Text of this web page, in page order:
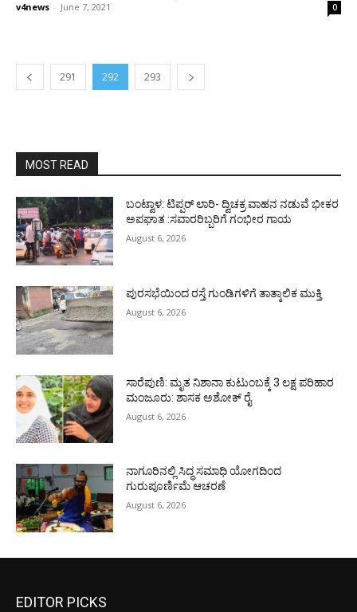
v4news - June 7, 2021 0
291 292 293
MOST READ
ಬಂಟ್ವಾಳ: ಟಿಪ್ಪರ್ ಲಾರಿ- ದ್ವಿಚಕ್ರ ವಾಹನ ನಡುವೆ ಭೀಕರ
ಅಪಘಾತ :ಸವಾರರಿಬ್ಬರಿಗೆ ಗಂಭೀರ ಗಾಯ
August 6, 2026
ಪುರಸಭೆಯಿಂದ ರಸ್ತೆ ಗುಂಡಿಗಳಿಗೆ ತಾತ್ಕಾಲಿಕ ಮುಕ್ತಿ
August 6, 2026
ಸಾರೆಪುಣಿ: ಮೃತ ನಿಶಾನಾ ಕುಟುಂಬಕ್ಕೆ 3 ಲಕ್ಷ ಪರಿಹಾರ
ಮಂಜೂರು: ಶಾಸಕ ಅಶೋಕ್ ರೈ
August 6, 2026
ನಾಗೂರಿನಲ್ಲಿ ಸಿದ್ಧ ಸಮಾಧಿ ಯೋಗದಿಂದ
ಗುರುಪೂರ್ಣಿಮೆ ಆಚರಣೆ
August 6, 2026
EDITOR PICKS